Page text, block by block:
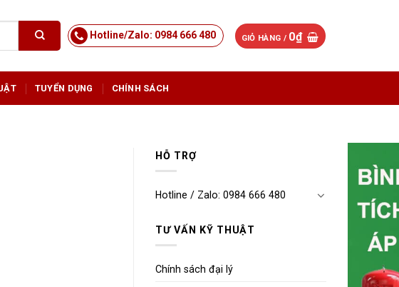
Hotline/Zalo: 0984 666 480 GIỎ HÀNG / 0₫
TUYỂN DỤNG CHÍNH SÁCH
HỖ TRỢ
Hotline / Zalo: 0984 666 480
TƯ VẤN KỸ THUẬT
Chính sách đại lý